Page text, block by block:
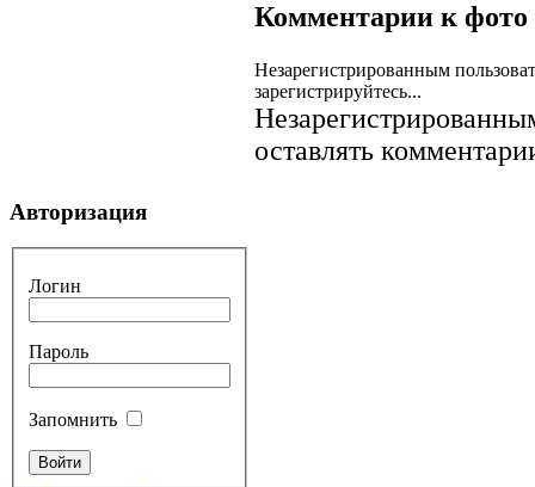
Комментарии к фото
Незарегистрированным
зарегистрируйтесь...
оставлять
Авторизация
Логин
Пароль
Запомнить